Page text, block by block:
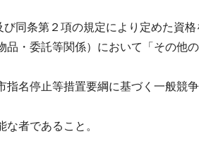
同条第２項の規定により定めた資格
・委託等関係）において「その他
名停止等措置要綱に基づく一般競
者であること。